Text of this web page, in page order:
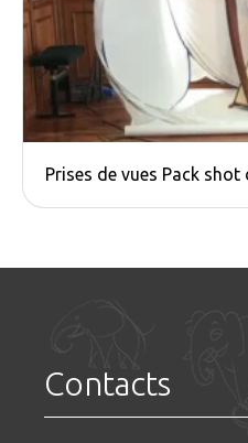
Prises de vues Pack
Contacts